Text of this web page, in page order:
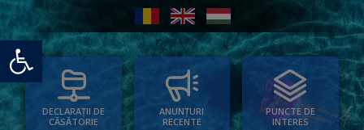
Deschide bara de unelte
DECLARAȚII DE
CĂSĂTORIE
ANUNȚURI
RECENTE
PUNCTE DE
INTERES